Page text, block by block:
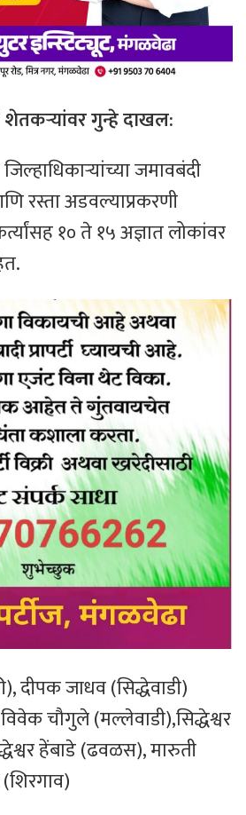
शेतकऱ्यांवर गुन्हे दाखल:
जमावबंदी
रस्ता अडवल्याप्रकरणी
१० ते १५ अज्ञात लोकांवर
​दीपक जाधव (सिद्धेवाडी)
चौगुले (मल्लेवाडी),​सिद्धेश्वर
हेंबाडे (ढवळस), ​मारुती